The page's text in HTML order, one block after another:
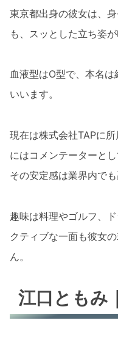
東京都出身の彼女は、
も、スッとした立ち姿
血液型はO型で、本名
いいます。
現在は株式会社TAPに
にはコメンテーターと
その安定感は業界内で
趣味は料理やゴルフ、
クティブな一面も彼女
ん。
江口ともみ